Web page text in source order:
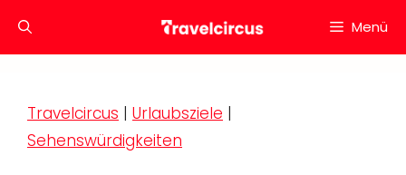
Inhalt
Menü
Travelcircus | Urlaubsziele |
Sehenswürdigkeiten